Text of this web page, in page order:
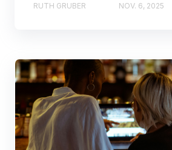
RUTH GRUBER NOV. 6, 2025